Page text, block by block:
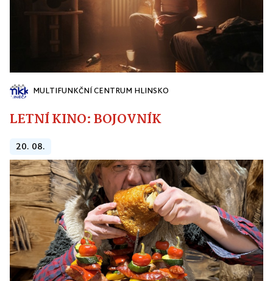
MULTIFUNKČNÍ CENTRUM HLINSKO
LETNÍ KINO: BOJOVNÍK
20. 08.